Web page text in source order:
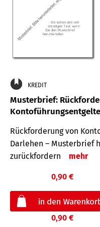
KREDIT
Musterbrief:
Rückforderung von
Darlehen – Musterbrief
zurückfordern
mehr
0,90 €
0,90 €